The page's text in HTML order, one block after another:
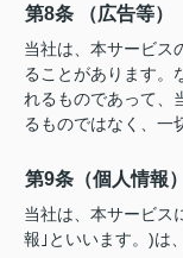
第8条 （広告等）
当社は、本サービス
ることがあります。
れるものであって、
るものではなく、一
第9条（個人情報）
当社は、本サービス
報｣といいます。)は